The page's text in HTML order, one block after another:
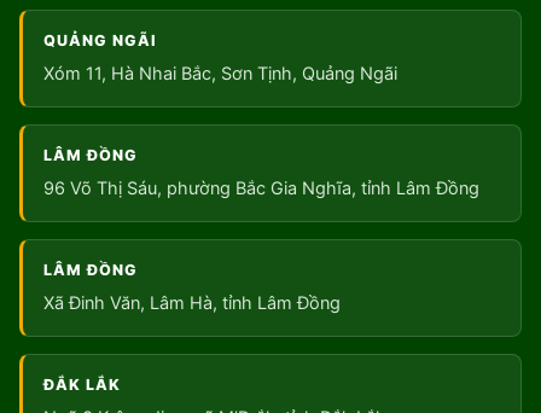
QUẢNG NGÃI
Xóm 11, Hà Nhai Bắc, Sơn Tịnh, Quảng Ngãi
LÂM ĐỒNG
96 Võ Thị Sáu, phường Bắc Gia Nghĩa, tỉnh Lâm Đồng
LÂM ĐỒNG
Xã Đinh Văn, Lâm Hà, tỉnh Lâm Đồng
ĐẮK LẮK